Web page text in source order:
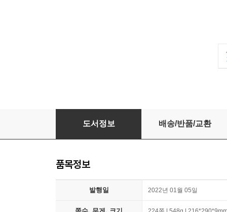
빠른독해 바른독해 구문독해
도서정보 배송/반품/교환
품목정보
발행일 2022년 01월 05일